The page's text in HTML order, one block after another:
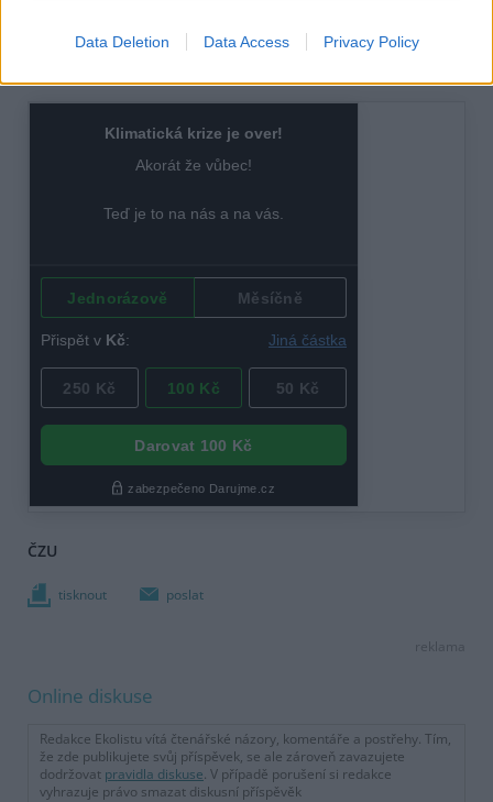
Data Deletion Data Access Privacy Policy
ČZU
tisknout poslat
reklama
Online diskuse
Redakce Ekolistu vítá čtenářské názory, komentáře a postřehy. Tím,
že zde publikujete svůj příspěvek, se ale zároveň zavazujete
dodržovat pravidla diskuse. V případě porušení si redakce
vyhrazuje právo smazat diskusní příspěvěk